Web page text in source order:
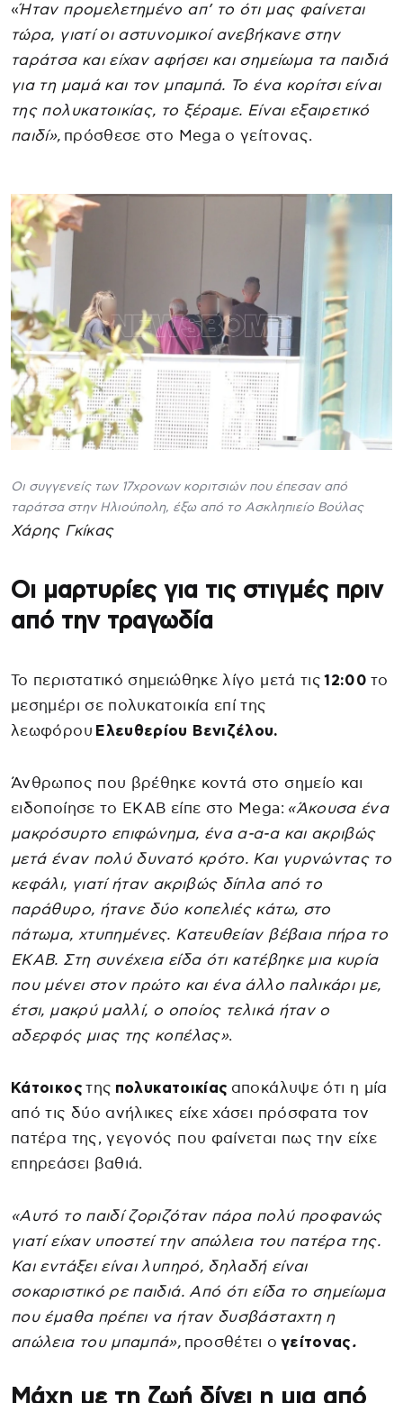
«Ήταν προμελετημένο απ’ το ότι μας φαίνεται
τώρα, γιατί οι αστυνομικοί ανεβήκανε στην
ταράτσα και είχαν αφήσει και σημείωμα τα παιδιά
για τη μαμά και τον μπαμπά. Το ένα κορίτσι είναι
της πολυκατοικίας, το ξέραμε. Είναι εξαιρετικό
παιδί», πρόσθεσε στο Mega ο γείτονας.
Οι συγγενείς των 17χρονων κοριτσιών που έπεσαν από
ταράτσα στην Ηλιούπολη, έξω από το Ασκληπιείο Βούλας
Χάρης Γκίκας
Οι μαρτυρίες για τις στιγμές πριν
από την τραγωδία
Το περιστατικό σημειώθηκε λίγο μετά τις12:00 το
μεσημέρι σε πολυκατοικία επί της
λεωφόρου Ελευθερίου Βενιζέλου.
Άνθρωπος που βρέθηκε κοντά στο σημείο και
ειδοποίησε το ΕΚΑΒ είπε στο Mega: «Άκουσα ένα
μακρόσυρτο επιφώνημα, ένα α-α-α και ακριβώς
μετά έναν πολύ δυνατό κρότο. Και γυρνώντας το
κεφάλι, γιατί ήταν ακριβώς δίπλα από το
παράθυρο, ήτανε δύο κοπελιές κάτω, στο
πάτωμα, χτυπημένες. Κατευθείαν βέβαια πήρα το
ΕΚΑΒ. Στη συνέχεια είδα ότι κατέβηκε μια κυρία
που μένει στον πρώτο και ένα άλλο παλικάρι με,
έτσι, μακρύ μαλλί, ο οποίος τελικά ήταν ο
αδερφός μιας της κοπέλας».
Κάτοικοςτης πολυκατοικίας αποκάλυψε ότι η μία
από τις δύο ανήλικες είχε χάσει πρόσφατα τον
πατέρα της, γεγονός που φαίνεται πως την είχε
επηρεάσει βαθιά.
«Αυτό το παιδί ζοριζόταν πάρα πολύ προφανώς
γιατί είχαν υποστεί την απώλεια του πατέρα της.
Και εντάξει είναι λυπηρό, δηλαδή είναι
σοκαριστικό ρε παιδιά. Από ότι είδα το σημείωμα
που έμαθα πρέπει να ήταν δυσβάσταχτη η
απώλεια του μπαμπά», προσθέτει ο γείτονας.
Μάχη με τη ζωή δίνει η μια από